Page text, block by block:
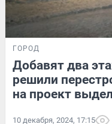
ГОРОД
Добавят два
решили
на проект
10 декабря, 2024, 17:15